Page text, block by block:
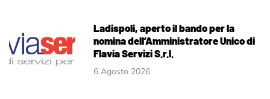
Ladispoli, aperto il bando per la
nomina dell’Amministratore Unico di
Flavia Servizi S.r.l.
6 Agosto 2026